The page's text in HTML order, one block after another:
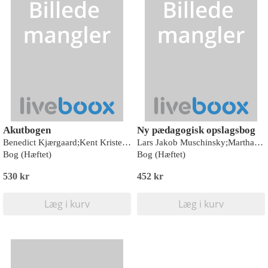
Akutbogen
Benedict Kjærgaard;Kent Kristensen;Lars Knudsen;Helle Hedegaard Hein;Ulla Feldt-Rasmussen;Jacob Steinmetz;Hanne Arildsen;Dorthe Sørensen;Catherine Hauerslev Foss;Christina Schacht-Magnussen;Lone Nikolajsen;Niels Kristian Villumsen;Sanne Fisker;Ole Mølgaard;Margrethe Lomholt Sørensen;Annette Jakobsen;Christian Baaner Skjærbæk;Gitte Geisnæs Hansen;Jørgen Bendix;Mikkel Brabrand;Mette Breinholdt;eva by;Kristian Dahl Friesgaard Christensen;Karoline Skov Dalgaard;Signe Dolmer;Jacob Kjær Eskildsen;Jørn Therkildsen Guldhammer;Pia Kielberg;Anders Kristian Kristensen;Ib Leunbach;Mats Jacob Hermansson Lindberg;Suzanne Lunding;Bo Løfgren;Julie Mackenhauer;Elisabeth Reinhardt Mathiesen;Mona Mikkelsen;Jørn Munkhof Møller;Anders Brøns Møllekær;Christian Bjarne Mohr Nielsen;Hanne Vebert Olesen;Charlotte Paltved;Pernille Sarto;Jeong Shim;Ninna Thomsen;Rasmus Aagaard;Morten Thingemann Bøtker;Erika Frischknecht Christensen;Flemming Hansen;Susanne Bach Laustsen;Erik Sloth;Thomas Fichtner Bendtsen
Bog (Hæftet)
530 kr
Læg i kurv
Ny pædagogisk opslagsbog
Lars Jakob Muschinsky;Martha Mottelson;Christina Jørgensen;Lone Bæk Brønsted;Sally Anderson;Johnny Baltzersen;Martin Bayer;Carsten Bendixen;Jens Bjerg;Anders Bæk Brønsted;Peter Bæk;Staf Callewaert;Tekla Canger;Birgitte Elle;Tomas Ellegaard;Jan Thorhauge Frederiksen;Frans Gregersen;Kirsten Grønbæk Hansen;Gitte Sommer Harrits;Jesper Holst;Noona Elisabeth Jensen;Rie Jungemann;Jan Kampmann;Noemi Katznelson;Birgit Kirkebæk;John Benedicto Krejsler;Jens Erik Kristensen;Suzanne Krogh;Kristian Larsen;Vibe Larsen;Rune Lykkeberg;Christian Tang Lystbæk;Bent Madsen;Bolette Moldenhawer;Steen Nepper Larsen;Ove Kaj Pedersen;Karen Prins;Ane Qvortrup;Lisbet Rask;Christian Sandbjerg Hansen;Karsten Schnack;Vibeke Schrøder;Søren Smidt;Lars Stubbe Teglbjærg;Gunnar Witt;Trine Øland;Peter Østergaard Andersen;Christian Aabro
Bog (Hæftet)
452 kr
Læg i kurv